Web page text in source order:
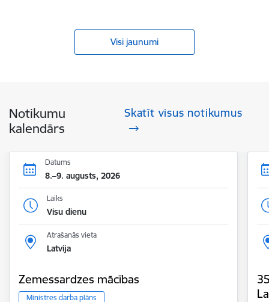
Visi jaunumi
Notikumu
kalendārs
Skatīt visus notikumus
Datums
8.–9. augusts, 2026
Laiks
Visu dienu
Atrašanās vieta
Latvija
Zemessardzes mācības
Ministres darba plāns